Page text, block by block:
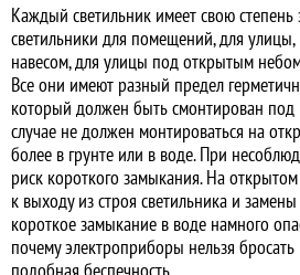
Каждый светильник имеет свою степень
светильники для помещений, для
навесом, для улицы под открытым
Все они имеют разный предел
который должен быть смонтирован
случае не должен монтироваться на
более в грунте или в воде. При
риск короткого замыкания. На
к выходу из строя светильника и
короткое замыкание в воде намного
почему электроприборы нельзя бросать
подобная беспечность.